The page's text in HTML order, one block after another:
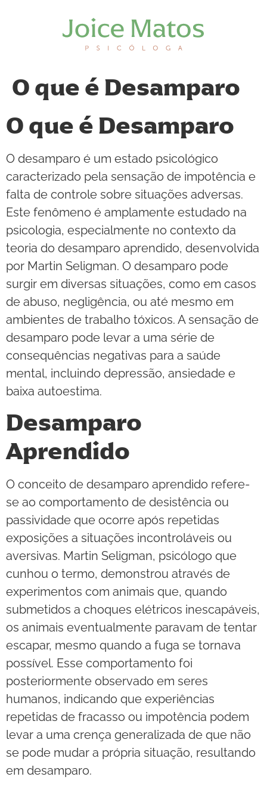
O que é Desamparo
O que é Desamparo
O desamparo é um estado psicológico
caracterizado pela sensação de impotência e
falta de controle sobre situações adversas.
Este fenômeno é amplamente estudado na
psicologia, especialmente no contexto da
teoria do desamparo aprendido, desenvolvida
por Martin Seligman. O desamparo pode
surgir em diversas situações, como em casos
de abuso, negligência, ou até mesmo em
ambientes de trabalho tóxicos. A sensação de
desamparo pode levar a uma série de
consequências negativas para a saúde
mental, incluindo depressão, ansiedade e
baixa autoestima.
Desamparo
Aprendido
O conceito de desamparo aprendido refere-
se ao comportamento de desistência ou
passividade que ocorre após repetidas
exposições a situações incontroláveis ou
aversivas. Martin Seligman, psicólogo que
cunhou o termo, demonstrou através de
experimentos com animais que, quando
submetidos a choques elétricos inescapáveis,
os animais eventualmente paravam de tentar
escapar, mesmo quando a fuga se tornava
possível. Esse comportamento foi
posteriormente observado em seres
humanos, indicando que experiências
repetidas de fracasso ou impotência podem
levar a uma crença generalizada de que não
se pode mudar a própria situação, resultando
em desamparo.